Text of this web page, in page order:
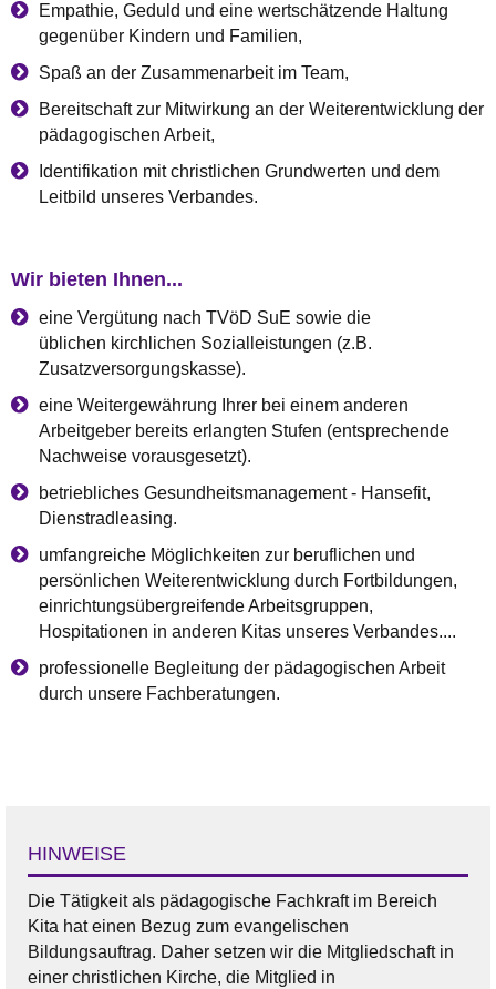
Empathie, Geduld und eine wertschätzende Haltung
gegenüber Kindern und Familien,
Spaß an der Zusammenarbeit im Team,
Bereitschaft zur Mitwirkung an der Weiterentwicklung der
pädagogischen Arbeit,
Identifikation mit christlichen Grundwerten und dem
Leitbild unseres Verbandes.
Wir bieten Ihnen...
eine Vergütung nach TVöD SuE sowie die
üblichen kirchlichen Sozialleistungen (z.B.
Zusatzversorgungskasse).
eine Weitergewährung Ihrer bei einem anderen
Arbeitgeber bereits erlangten Stufen (entsprechende
Nachweise vorausgesetzt).
betriebliches Gesundheitsmanagement - Hansefit,
Dienstradleasing.
umfangreiche Möglichkeiten zur beruflichen und
persönlichen Weiterentwicklung durch Fortbildungen,
einrichtungsübergreifende Arbeitsgruppen,
Hospitationen in anderen Kitas unseres Verbandes....
professionelle Begleitung der pädagogischen Arbeit
durch unsere Fachberatungen.
HINWEISE
Die Tätigkeit als pädagogische Fachkraft im Bereich
Kita hat einen Bezug zum evangelischen
Bildungsauftrag. Daher setzen wir die Mitgliedschaft in
einer christlichen Kirche, die Mitglied in